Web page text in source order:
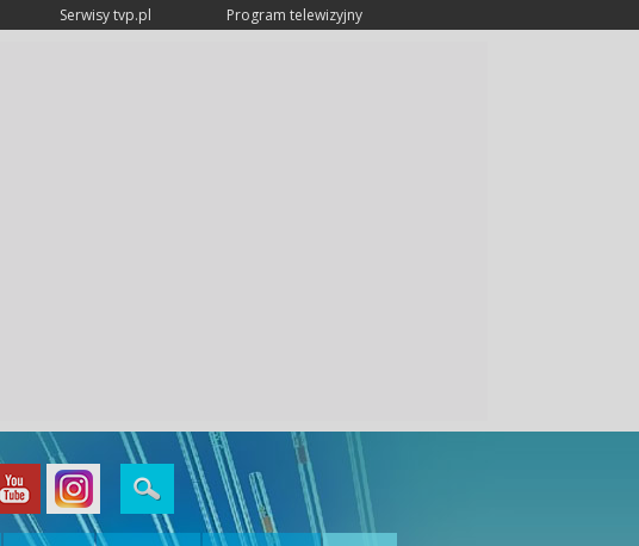
Serwisy tvp.pl Program telewizyjny